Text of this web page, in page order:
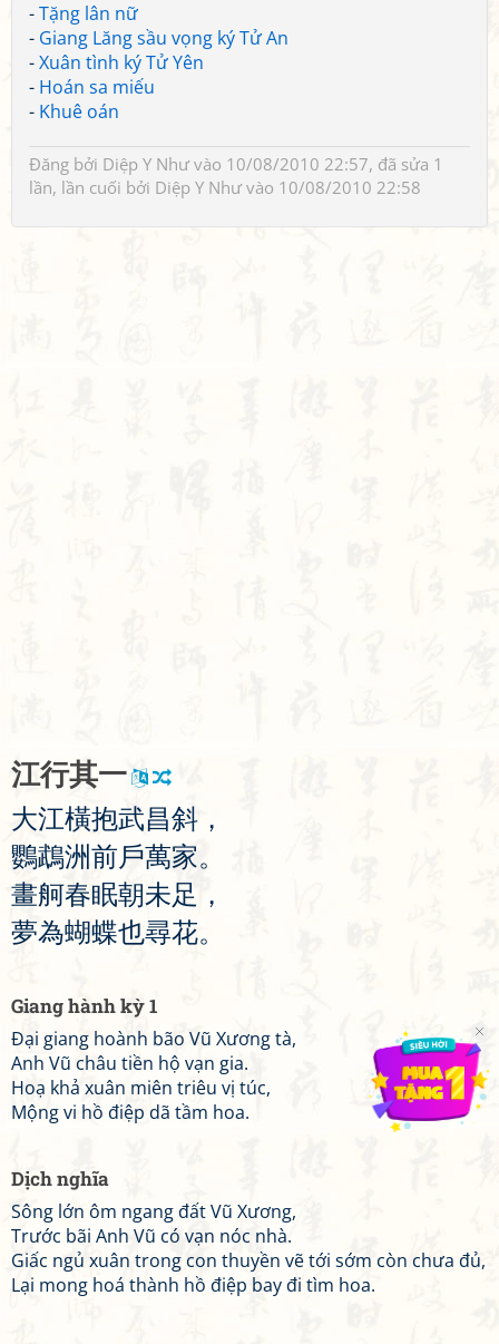
-Tặng lân nữ
- Giang Lăng sầu vọng ký Tử An
-Xuân tình ký Tử Yên
- Hoán sa miếu
- Khuê oán
Đăng bởi Diệp Y Nhưvào 10/08/2010 22:57, đã sửa 1
lần, lần cuối bởi Diệp Y Nhưvào 10/08/2010 22:58
江行其一
大江橫抱武昌斜 ，
鸚鵡洲前戶萬家。
畫舸春眠朝未足 ，
夢為蝴蝶也尋花。
Giang hành kỳ 1
Đại giang hoành bão Vũ Xương tà,
Anh Vũ châu tiền hộ vạn gia.
Hoạ khả xuân miên triêu vị túc,
Mộng vi hồ điệp dã tầm hoa.
Dịch nghĩa
Sông lớn ôm ngang đất Vũ Xương,
Trước bãi Anh Vũ có vạn nóc nhà.
Giấc ngủ xuân trong con thuyền vẽ tới sớm còn chưa đủ,
Lại mong hoá thành hồ điệp bay đi tìm hoa.